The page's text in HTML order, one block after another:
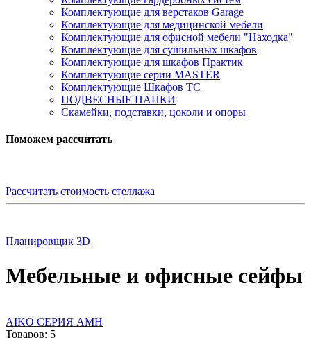
Комплектующие для верстаков Garage
Комплектующие для медицинской мебели
Комплектующие для офисной мебели "Находка"
Комплектующие для сушильных шкафов
Комплектующие для шкафов Практик
Комплектующие серии MASTER
Комплектующие Шкафов ТС
ПОДВЕСНЫЕ ПАПКИ
Скамейки, подставки, цоколи и опоры
Поможем рассчитать
Рассчитать стоимость стеллажа
Планировщик 3D
Мебельные и офисные сейфы
AIKO СЕРИЯ AMH
Товаров: 5